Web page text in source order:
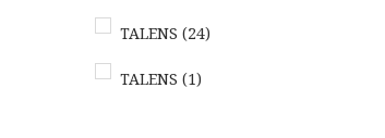
TALENS (24)
ΤΑLENS (1)